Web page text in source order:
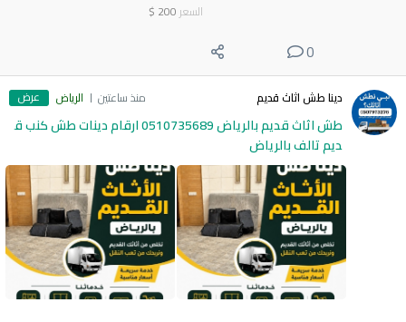
السعر 200
$
0
دينا طش اثاث قديم منذ ساعتين الرياض عرض
طش اثاث قديم بالرياض 0510735689 ارقام دينات طش كنب ق
ديم تالف بالرياض